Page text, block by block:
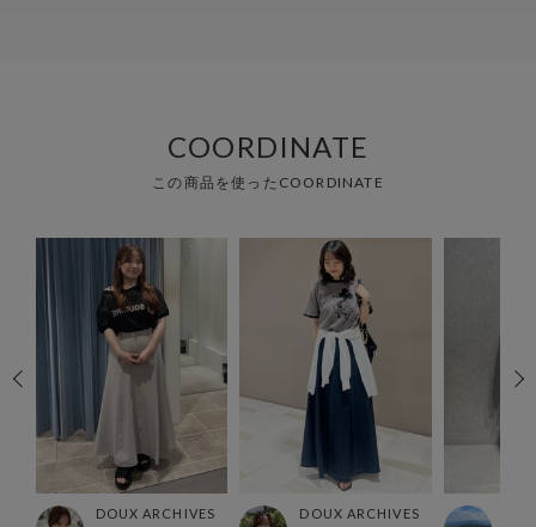
COORDINATE
この商品を使ったCOORDINATE
DOUX ARCHIVES DOUX ARCHIVES